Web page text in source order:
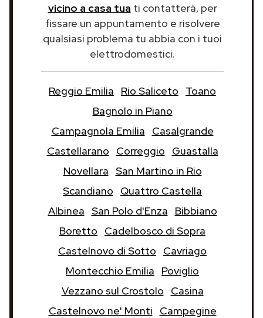
vicino a casa tua ti contatterà, per
fissare un appuntamento e risolvere
qualsiasi problema tu abbia con i tuoi
elettrodomestici.
Reggio Emilia Rio Saliceto
Toano
Bagnolo in Piano
Campagnola Emilia
Casalgrande
Castellarano
Correggio
Guastalla
Novellara San Martino in Rio
Scandiano
Quattro Castella
Albinea San Polo d'Enza
Bibbiano
Boretto
Cadelbosco di Sopra
Castelnovo di Sotto
Cavriago
Montecchio Emilia
Poviglio
Vezzano sul Crostolo
Casina
Castelnovo ne' Monti
Campegine